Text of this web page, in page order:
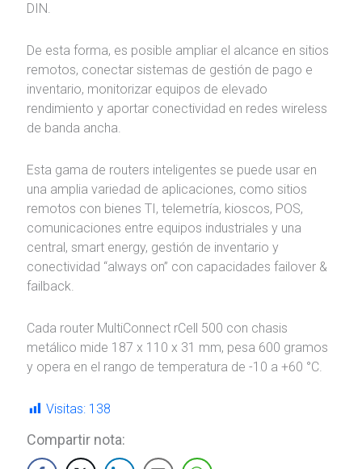
DIN.
De esta forma, es posible ampliar el alcance en sitios
remotos, conectar sistemas de gestión de pago e
inventario, monitorizar equipos de elevado
rendimiento y aportar conectividad en redes wireless
de banda ancha.
Esta gama de routers inteligentes se puede usar en
una amplia variedad de aplicaciones, como sitios
remotos con bienes TI, telemetría, kioscos, POS,
comunicaciones entre equipos industriales y una
central, smart energy, gestión de inventario y
conectividad “always on” con capacidades failover &
failback.
Cada router MultiConnect rCell 500 con chasis
metálico mide 187 x 110 x 31 mm, pesa 600 gramos
y opera en el rango de temperatura de -10 a +60 °C.
Visitas: 138
Compartir nota: